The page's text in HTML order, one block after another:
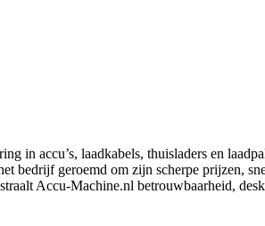
in accu’s, laadkabels, thuisladers en
bedrijf geroemd om zijn scherpe prijzen,
Accu‑Machine.nl betrouwbaarheid,